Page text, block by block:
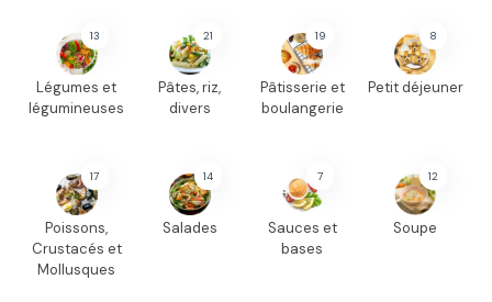
13
Légumes et
légumineuses
21
Pâtes, riz,
divers
19
Pâtisserie et
boulangerie
8
Petit déjeuner
17
Poissons,
Crustacés et
Mollusques
14
Salades
7
Sauces et
bases
12
Soupe